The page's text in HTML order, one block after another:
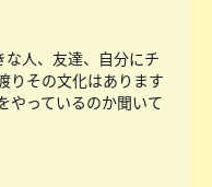
人、友達、自分にチ
りその文化はあります
やっているのか聞いて